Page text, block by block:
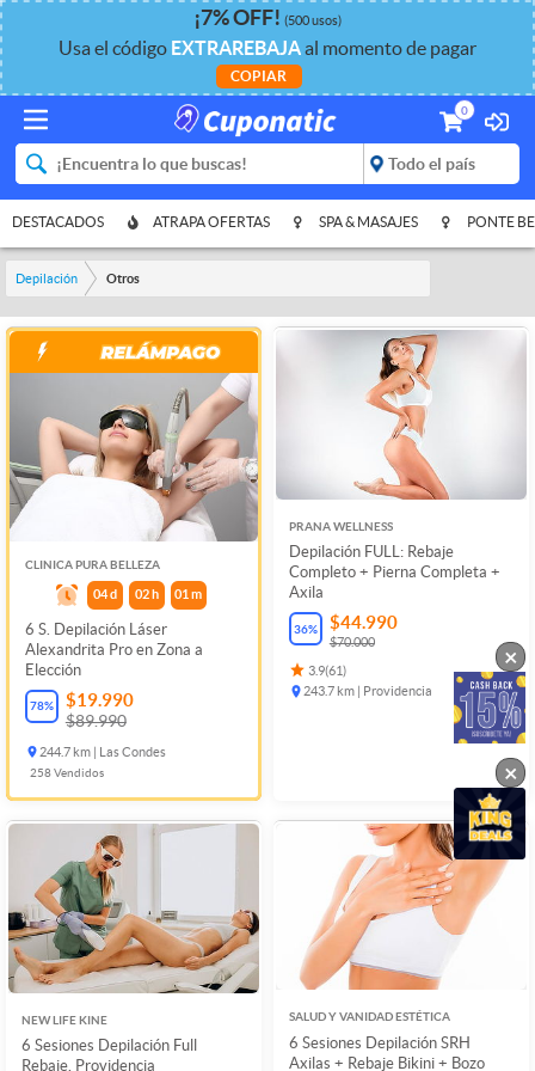
¡7%OFF! (500 usos)
Usa el código EXTRAREBAJAal momento de pagar
COPIAR
0
DESTACADOS ATRAPA OFERTAS SPA & MASAJES PONTE
Depilación Otros
CLINICA PURA BELLEZA
04 d 02 h 01 m
6 S. Depilación Láser
Alexandrita Pro en Zona a
Elección
78% $19.990
$89.990
244.7 km | Las Condes
258Vendidos
PRANA WELLNESS
Depilación FULL: Rebaje
Completo + Pierna Completa +
Axila
36% $44.990
$70.000
3.9(61)
243.7 km | Providencia
NEW LIFE KINE
6 Sesiones Depilación Full
Rebaje, Providencia
SALUD Y VANIDAD ESTÉTICA
6 Sesiones Depilación SRH
Axilas + Rebaje Bikini + Bozo
×
×